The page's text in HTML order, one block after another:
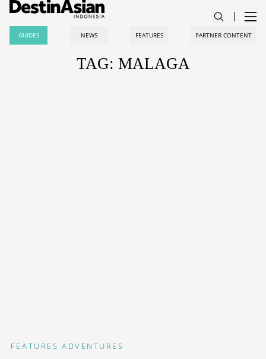
GUIDES NEWS FEATURES PARTNER CONTENT
TAG: MALAGA
FEATURES ADVENTURES